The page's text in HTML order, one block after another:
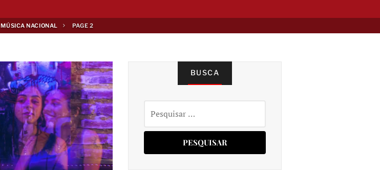
MÚSICA NACIONAL PAGE 2
BUSCA
por: